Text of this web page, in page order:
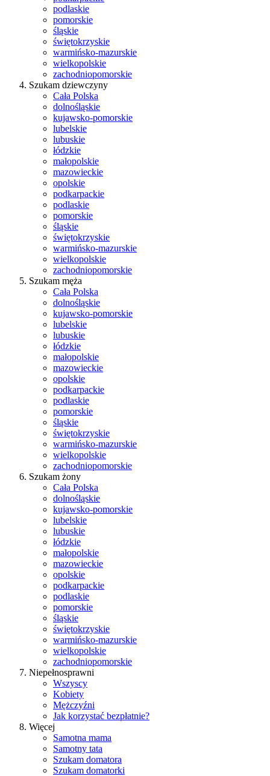
podlaskie
pomorskie
śląskie
świętokrzyskie
warmińsko-mazurskie
wielkopolskie
zachodniopomorskie
Szukam dziewczyny
Cała Polska
dolnośląskie
kujawsko-pomorskie
lubelskie
lubuskie
łódzkie
małopolskie
mazowieckie
opolskie
podkarpackie
podlaskie
pomorskie
śląskie
świętokrzyskie
warmińsko-mazurskie
wielkopolskie
zachodniopomorskie
Szukam męża
Cała Polska
dolnośląskie
kujawsko-pomorskie
lubelskie
lubuskie
łódzkie
małopolskie
mazowieckie
opolskie
podkarpackie
podlaskie
pomorskie
śląskie
świętokrzyskie
warmińsko-mazurskie
wielkopolskie
zachodniopomorskie
Szukam żony
Cała Polska
dolnośląskie
kujawsko-pomorskie
lubelskie
lubuskie
łódzkie
małopolskie
mazowieckie
opolskie
podkarpackie
podlaskie
pomorskie
śląskie
świętokrzyskie
warmińsko-mazurskie
wielkopolskie
zachodniopomorskie
Niepełnosprawni
Wszyscy
Kobiety
Mężczyźni
Jak korzystać bezpłatnie?
Więcej
Samotna mama
Samotny tata
Szukam domatora
Szukam domatorki